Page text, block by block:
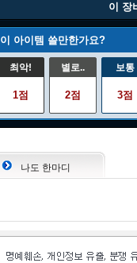
이 장
이 아이템 쓸만한가요?
최악!
1점
별로..
2점
보통
3점
나도 한마디